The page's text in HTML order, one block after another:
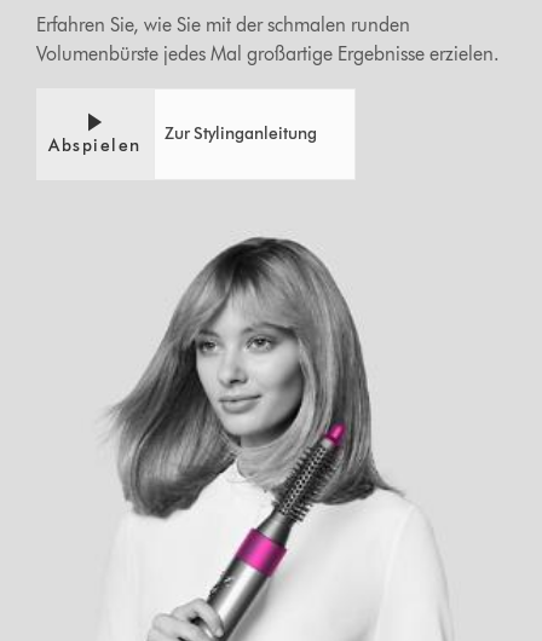
Erfahren Sie, wie Sie mit der schmalen runden
Volumenbürste jedes Mal großartige Ergebnisse erzielen.
Abspielen
Zur Stylinganleitung